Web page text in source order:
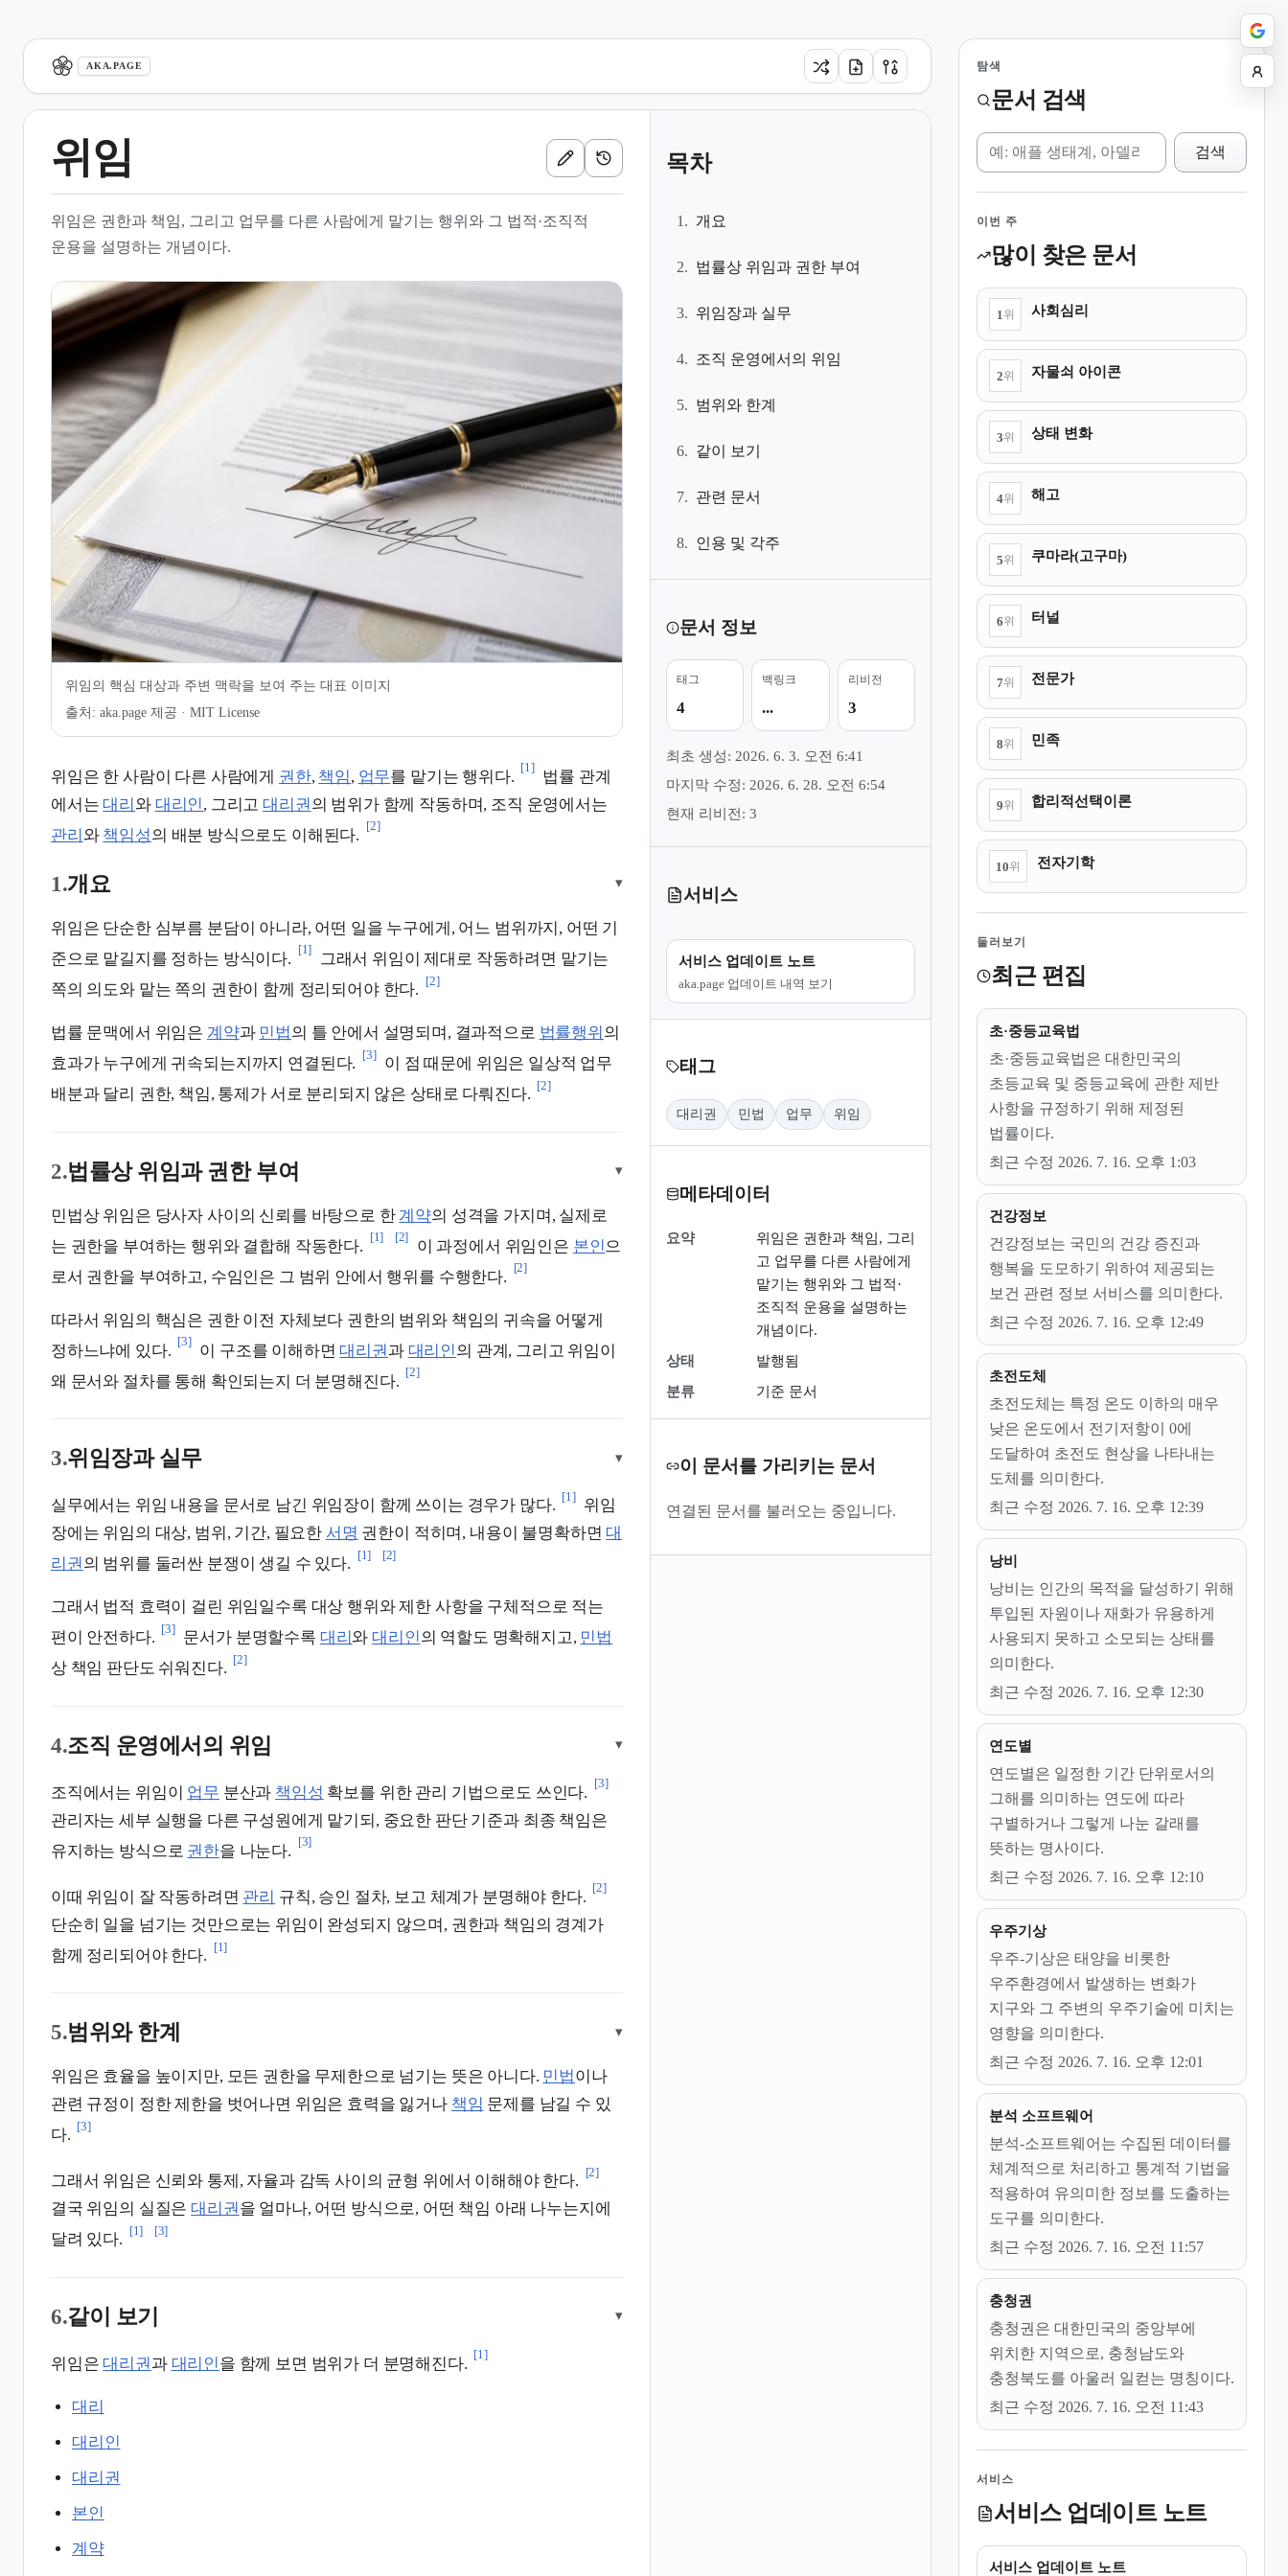
AKA.PAGE
위임
위임은 권한과 책임, 그리고 업무를 다른 사람에게 맡기는 행위와 그 법적·조직적
운용을 설명하는 개념이다.
위임의 핵심 대상과 주변 맥락을 보여 주는 대표 이미지
출처: aka.page 제공 · MIT License
위임은 한 사람이 다른 사람에게 권한, 책임, 업무를 맡기는 행위다.
[1]
법률 관계
에서는대리 와 대리인 , 그리고대리권 의 범위가 함께 작동하며, 조직 운영에서는
관리 와 책임성의 배분 방식으로도 이해된다.
[2]
1.개요 ▾
위임은 단순한 심부름 분담이 아니라, 어떤 일을 누구에게, 어느 범위까지, 어떤 기
준으로 맡길지를 정하는 방식이다.
[1]
그래서 위임이 제대로 작동하려면 맡기는
쪽의 의도와 맡는 쪽의 권한이 함께 정리되어야 한다.
[2]
법률 문맥에서 위임은 계약과 민법의 틀 안에서 설명되며, 결과적으로 법률행위 의
효과가 누구에게 귀속되는지까지 연결된다.
[3]
이 점 때문에 위임은 일상적 업무
배분과 달리 권한, 책임, 통제가 서로 분리되지 않은 상태로 다뤄진다.
[2]
2.법률상 위임과 권한 부여 ▾
민법상 위임은 당사자 사이의 신뢰를 바탕으로 한 계약의 성격을 가지며, 실제로
는 권한을 부여하는 행위와 결합해 작동한다.
[1] [2]
이 과정에서 위임인은 본인 으
로서 권한을 부여하고, 수임인은 그 범위 안에서 행위를 수행한다.
[2]
따라서 위임의 핵심은 권한 이전 자체보다 권한의 범위와 책임의 귀속을 어떻게
정하느냐에 있다.
[3]
이 구조를 이해하면대리권 과 대리인의 관계, 그리고 위임이
왜 문서와 절차를 통해 확인되는지 더 분명해진다.
[2]
3.위임장과 실무 ▾
실무에서는 위임 내용을 문서로 남긴 위임장이 함께 쓰이는 경우가 많다.
[1]
위임
장에는 위임의 대상, 범위, 기간, 필요한 서명 권한이 적히며, 내용이 불명확하면대
리권 의 범위를 둘러싼 분쟁이 생길 수 있다.
[1] [2]
그래서 법적 효력이 걸린 위임일수록 대상 행위와 제한 사항을 구체적으로 적는
편이 안전하다.
[3]
문서가 분명할수록 대리 와대리인의 역할도 명확해지고, 민법
상 책임 판단도 쉬워진다.
[2]
4.조직 운영에서의 위임 ▾
조직에서는 위임이 업무 분산과 책임성 확보를 위한 관리 기법으로도 쓰인다.
[3]
관리자는 세부 실행을 다른 구성원에게 맡기되, 중요한 판단 기준과 최종 책임은
유지하는 방식으로 권한을 나눈다.
[3]
이때 위임이 잘 작동하려면 관리 규칙, 승인 절차, 보고 체계가 분명해야 한다.
[2]
단순히 일을 넘기는 것만으로는 위임이 완성되지 않으며, 권한과 책임의 경계가
함께 정리되어야 한다.
[1]
5.범위와 한계 ▾
위임은 효율을 높이지만, 모든 권한을 무제한으로 넘기는 뜻은 아니다. 민법이나
관련 규정이 정한 제한을 벗어나면 위임은 효력을 잃거나 책임 문제를 남길 수 있
다.
[3]
그래서 위임은 신뢰와 통제, 자율과 감독 사이의 균형 위에서 이해해야 한다.
[2]
결국 위임의 실질은대리권 을 얼마나, 어떤 방식으로, 어떤 책임 아래 나누는지에
달려 있다.
[1] [3]
6.같이 보기 ▾
위임은대리권 과 대리인 을 함께 보면 범위가 더 분명해진다.
[1]
대리
대리인
대리권
본인
계약
목차
1. 개요
2. 법률상 위임과 권한 부여
3. 위임장과 실무
4. 조직 운영에서의 위임
5. 범위와 한계
6. 같이 보기
7. 관련 문서
8. 인용 및 각주
문서 정보
태그
4
백링크
...
리비전
3
최초 생성: 2026. 6. 3. 오전 6:41
마지막 수정: 2026. 6. 28. 오전 6:54
현재 리비전: 3
서비스
서비스 업데이트 노트
aka.page 업데이트 내역 보기
태그
대리권 민법 업무 위임
메타데이터
요약
위임은 권한과 책임, 그리
고 업무를 다른 사람에게
맡기는 행위와 그 법적·
조직적 운용을 설명하는
개념이다.
상태
발행됨
분류
기준 문서
이 문서를 가리키는 문서
연결된 문서를 불러오는 중입니다.
개요
법률상 위임과 권한 부여
위임장과 실무
조직 운영에서의 위임
범위와 한계
같이 보기
관련 문서
인용 및 각주
탐색
문서 검색
위키 검색
검색
이번 주
많이 찾은 문서
1 위 사회심리
2위 자물쇠 아이콘
3위 상태 변화
4위 해고
5위 쿠마라(고구마)
6위 터널
7위 전문가
8위 민족
9위 합리적선택이론
10위 전자기학
둘러보기
최근 편집
초·중등교육법
초·중등교육법은 대한민국의
초등교육 및 중등교육에 관한 제반
사항을 규정하기 위해 제정된
법률이다.
최근 수정 2026. 7. 16. 오후 1:03
건강정보
건강정보는 국민의 건강 증진과
행복을 도모하기 위하여 제공되는
보건 관련 정보 서비스를 의미한다.
최근 수정 2026. 7. 16. 오후 12:49
초전도체
초전도체는 특정 온도 이하의 매우
낮은 온도에서 전기저항이 0에
도달하여 초전도 현상을 나타내는
도체를 의미한다.
최근 수정 2026. 7. 16. 오후 12:39
낭비
낭비는 인간의 목적을 달성하기 위해
투입된 자원이나 재화가 유용하게
사용되지 못하고 소모되는 상태를
의미한다.
최근 수정 2026. 7. 16. 오후 12:30
연도별
연도별은 일정한 기간 단위로서의
그해를 의미하는 연도에 따라
구별하거나 그렇게 나눈 갈래를
뜻하는 명사이다.
최근 수정 2026. 7. 16. 오후 12:10
우주기상
우주-기상은 태양을 비롯한
우주환경에서 발생하는 변화가
지구와 그 주변의 우주기술에 미치는
영향을 의미한다.
최근 수정 2026. 7. 16. 오후 12:01
분석 소프트웨어
분석-소프트웨어는 수집된 데이터를
체계적으로 처리하고 통계적 기법을
적용하여 유의미한 정보를 도출하는
도구를 의미한다.
최근 수정 2026. 7. 16. 오전 11:57
충청권
충청권은 대한민국의 중앙부에
위치한 지역으로, 충청남도와
충청북도를 아울러 일컫는 명칭이다.
최근 수정 2026. 7. 16. 오전 11:43
서비스
서비스 업데이트 노트
서비스 업데이트 노트